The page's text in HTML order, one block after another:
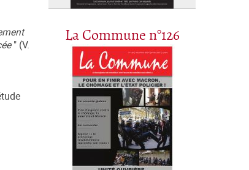
La Commune n°126
" (V.